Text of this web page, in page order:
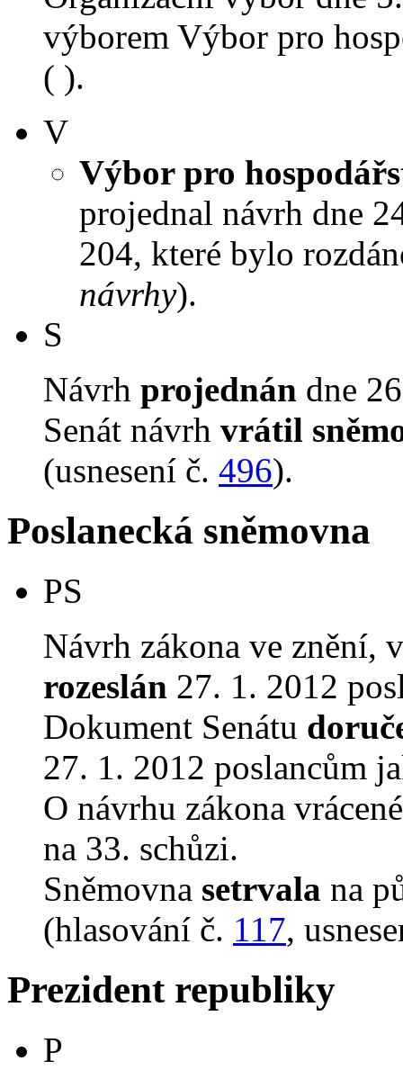
výborem Výbor pro
( ).
V
Výbor pro
projednal návrh dne
204, které bylo
návrhy).
S
Návrh projednán dne
Senát návrh vrátil
(usnesení č. 496).
Poslanecká sněmovna
PS
Návrh zákona ve znění,
rozeslán 27. 1. 2012
Dokument Senátu
27. 1. 2012 poslancům
O návrhu zákona
na 33. schůzi.
Sněmovna setrvala na
(hlasování č. 117,
Prezident republiky
P